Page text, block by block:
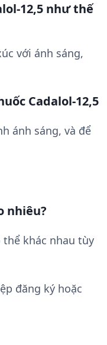
12,5 như thế
với ánh sáng,
Cadalol-12,5
ánh sáng, và để
nhiêu?
thể khác nhau tùy
đăng ký hoặc